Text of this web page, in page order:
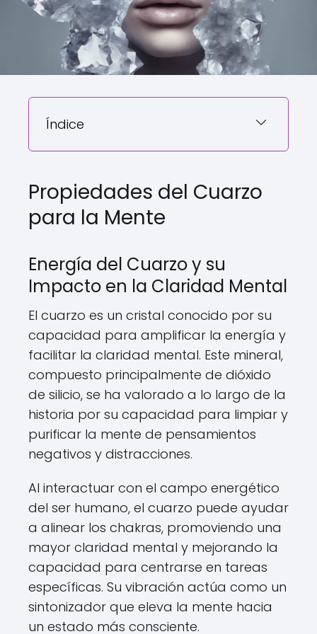
Índice
Propiedades del Cuarzo
para la Mente
Energía del Cuarzo y su
Impacto en la Claridad Mental
El cuarzo es un cristal conocido por su
capacidad para amplificar la energía y
facilitar la claridad mental. Este mineral,
compuesto principalmente de dióxido
de silicio, se ha valorado a lo largo de la
historia por su capacidad para limpiar y
purificar la mente de pensamientos
negativos y distracciones.
Al interactuar con el campo energético
del ser humano, el cuarzo puede ayudar
a alinear los chakras, promoviendo una
mayor claridad mental y mejorando la
capacidad para centrarse en tareas
específicas. Su vibración actúa como un
sintonizador que eleva la mente hacia
un estado más consciente.